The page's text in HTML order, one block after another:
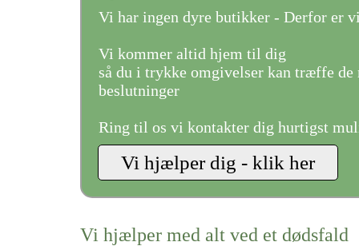
Vi har ingen dyre butikker - Derfor er
Vi kommer altid hjem til dig
så du i trykke omgivelser kan træffe de
beslutninger
Ring til os vi kontakter dig hurtigst
Vi hjælper med alt ved et dødsfald